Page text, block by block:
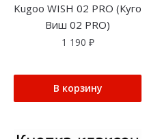
Kugoo WISH 02 PRO (Куго
Виш 02 PRO)
1 190 ₽
В корзину